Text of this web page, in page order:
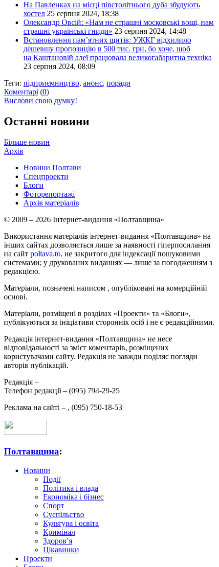
На Павленках на місці півстолітнього дуба збудують
хостел 25 серпня 2024, 18:38
Олександр Овсій: «Нам не страшні московські воші, нам
страшні українські гниди» 23 серпня 2024, 14:48
Встановлення пам’ятних щитів: УЖКГ відхилило
дешевшу пропозицію в 500 тис. грн, бо хоче, щоб
на Каштановій алеї працювала великогабаритна техніка
23 серпня 2024, 08:09
Теги: підприємництво, анонс, поради
Коментарі (0)
Вислови свою думку!
Останні новини
Більше новин
Архів
Новини Полтави
Спецпроекти
Блоги
Фоторепортажі
Архів матеріалів
© 2009 – 2026 Інтернет-видання «Полтавщина»
Використання матеріалів інтернет-видання «Полтавщина» на
інших сайтах дозволяється лише за наявності гіперпосилання
на сайт poltava.to, не закритого для індексації пошуковими
системами; у друкованих виданнях — лише за погодженням з
редакцією.
Матеріали, позначені написом , опубліковані на комерційній
основі.
Матеріали, розміщені в розділах «Проекти» та «Блоги»,
публікуються за ініціативи сторонніх осіб і не є редакційними.
Редакція інтернет-видання «Полтавщина» не несе
відповідальності за зміст коментарів, розміщених
користувачами сайту. Редакція не завжди поділяє погляди
авторів публікацій.
Редакція –
Телефон редакції – (095) 794-29-25
Реклама на сайті – , (095) 750-18-53
Полтавщина:
Новини
Події
Політика і влада
Економіка і бізнес
Спорт
Суспільство
Культура і освіта
Кримінал
Здоров’я
Цікавинки
Проекти